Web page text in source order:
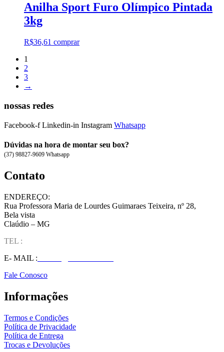
Anilha Sport Furo Olímpico Pintada
3kg
R$36,61 comprar
1
2
3
→
nossas redes
Facebook-f Linkedin-in Instagram Whatsapp
Dúvidas na hora de montar seu box?
(37) 98827-9609 Whatsapp
Contato
ENDEREÇO:
Rua Professora Maria de Lourdes Guimaraes Teixeira, nº 28,
Bela vista
Claúdio – MG
TEL :
E- MAIL :
Fale Conosco
Informações
Termos e Condições
Política de Privacidade
Política de Entrega
Trocas e Devoluções